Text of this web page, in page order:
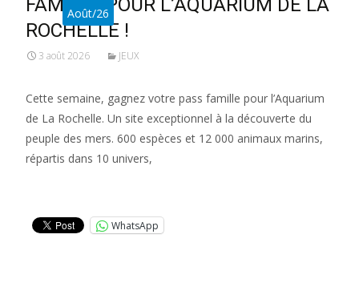
Août/26
FAMILLE POUR L’AQUARIUM DE LA
ROCHELLE !
3 août 2026 JEUX
Cette semaine, gagnez votre pass famille pour l’Aquarium
de La Rochelle. Un site exceptionnel à la découverte du
peuple des mers. 600 espèces et 12 000 animaux marins,
répartis dans 10 univers,
WhatsApp